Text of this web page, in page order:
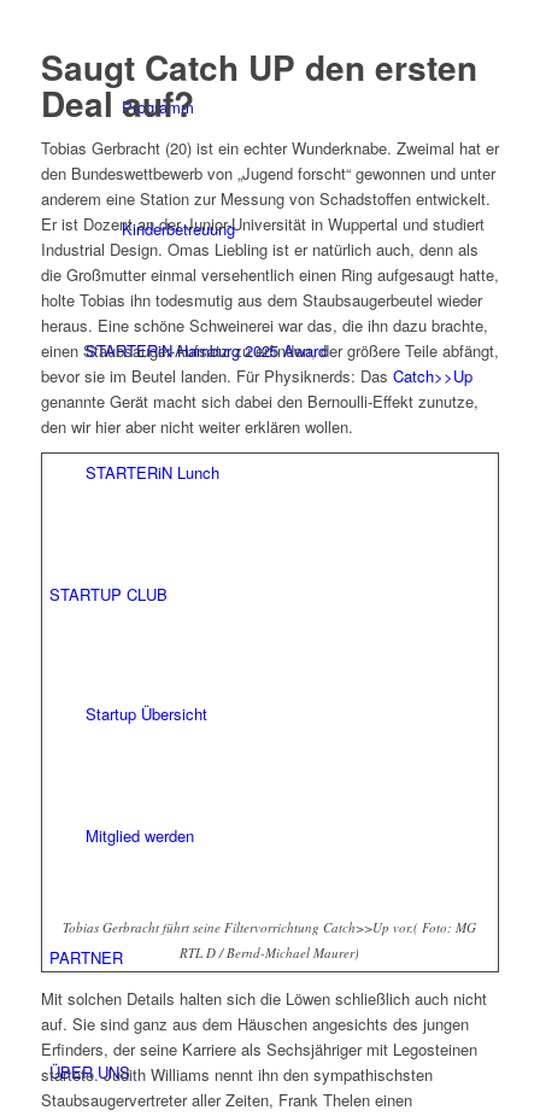
Programm
Kinderbetreuung
STARTERiN Hamburg 2025 Award
STARTERiN Lunch
STARTUP CLUB
Startup Übersicht
Mitglied werden
PARTNER
ÜBER UNS
Saugt Catch UP den ersten
Deal auf?
Tobias Gerbracht (20) ist ein echter Wunderknabe. Zweimal hat er
den Bundeswettbewerb von „Jugend forscht“ gewonnen und unter
anderem eine Station zur Messung von Schadstoffen entwickelt.
Er ist Dozent an der Junior-Universität in Wuppertal und studiert
Industrial Design. Omas Liebling ist er natürlich auch, denn als
die Großmutter einmal versehentlich einen Ring aufgesaugt hatte,
holte Tobias ihn todesmutig aus dem Staubsaugerbeutel wieder
heraus. Eine schöne Schweinerei war das, die ihn dazu brachte,
einen Staubsauger-Aufsatz zu erfinden, der größere Teile abfängt,
bevor sie im Beutel landen. Für Physiknerds: Das Catch>>Up
genannte Gerät macht sich dabei den Bernoulli-Effekt zunutze,
den wir hier aber nicht weiter erklären wollen.
Tobias Gerbracht führt seine Filtervorrichtung Catch>>Up vor.( Foto: MG
RTL D / Bernd-Michael Maurer)
Mit solchen Details halten sich die Löwen schließlich auch nicht
auf. Sie sind ganz aus dem Häuschen angesichts des jungen
Erfinders, der seine Karriere als Sechsjähriger mit Legosteinen
startete. Judith Williams nennt ihn den sympathischsten
Staubsaugervertreter aller Zeiten, Frank Thelen einen